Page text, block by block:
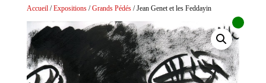
Accueil/Expositions/Grands Pédés/ Jean Genet et les Feddayin